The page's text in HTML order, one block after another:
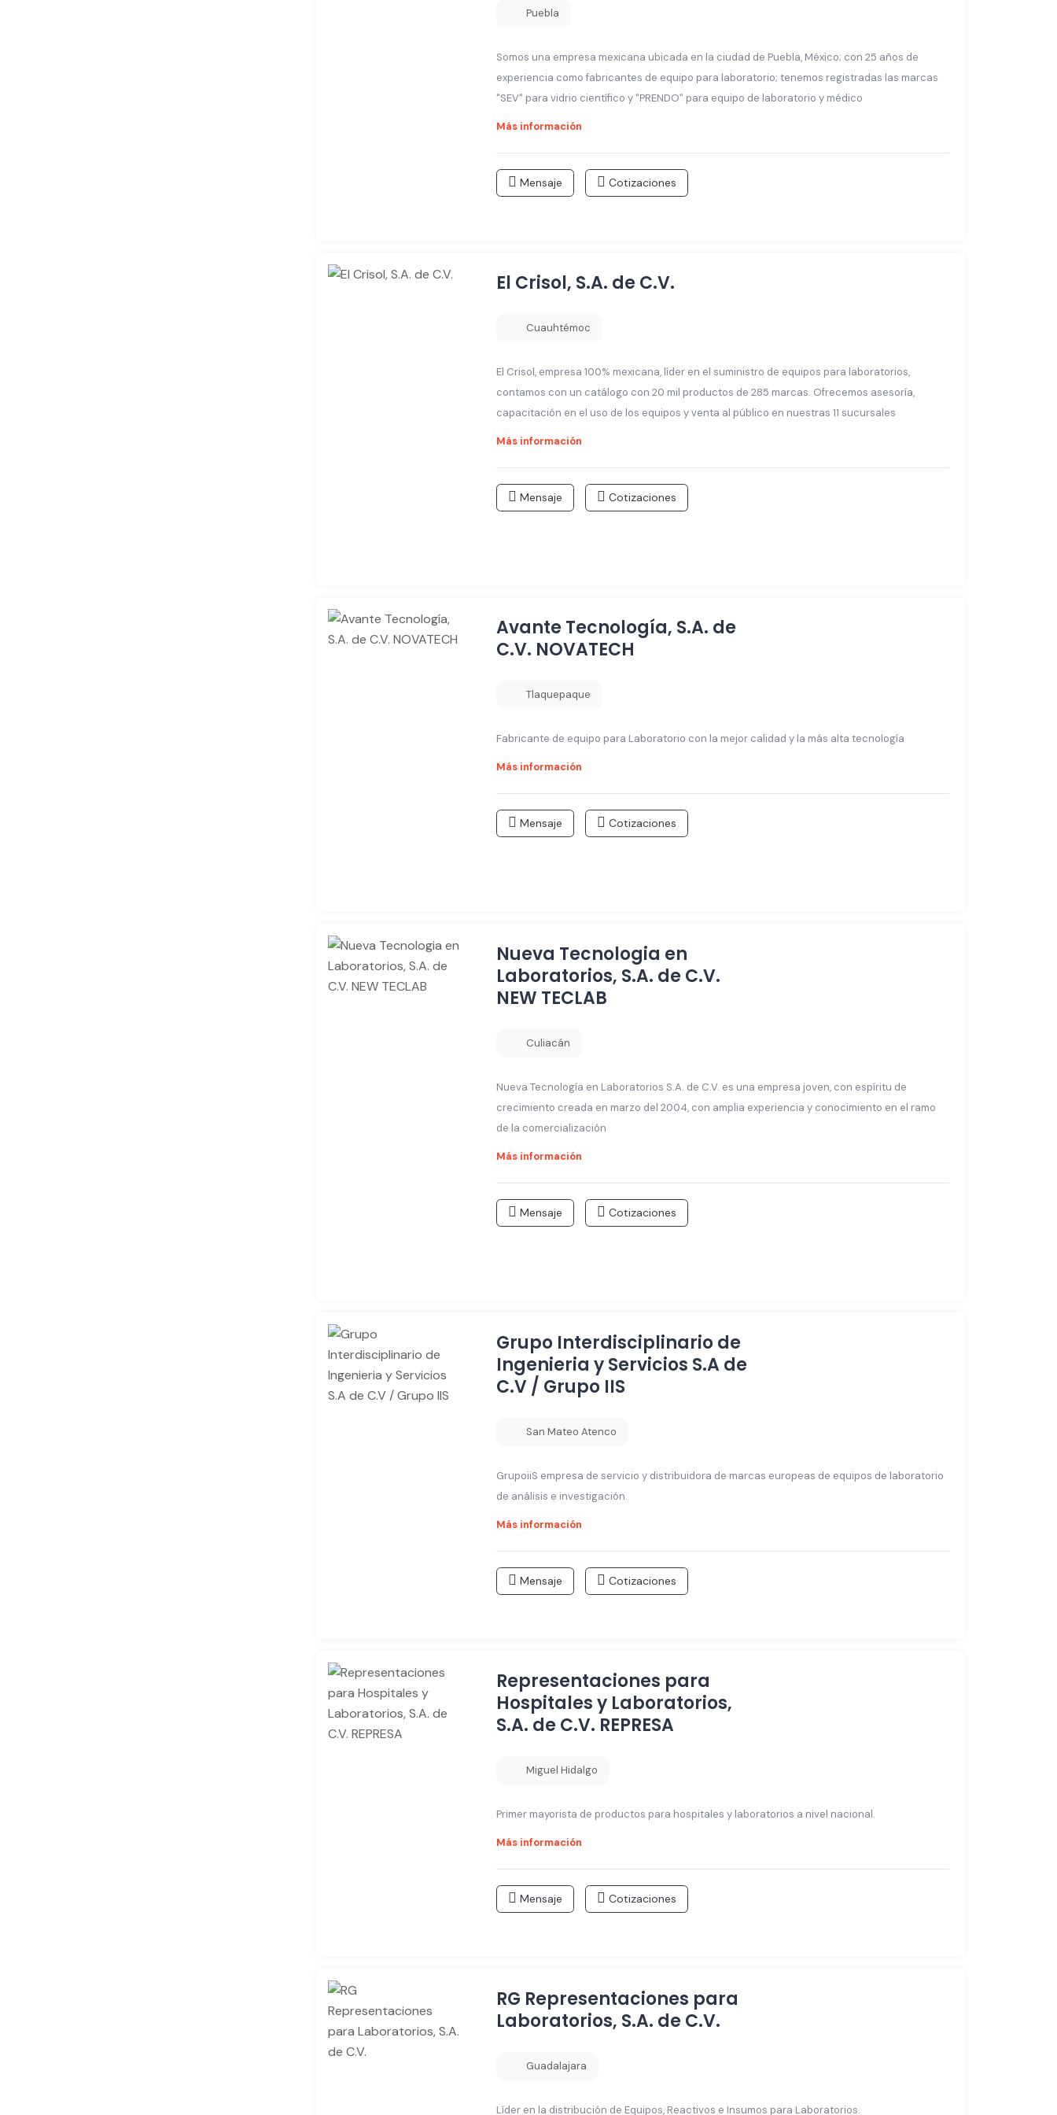
Puebla
Somos una empresa mexicana ubicada en la ciudad de Puebla, México; con 25 años de
experiencia como fabricantes de equipo para laboratorio; tenemos registradas las marcas
"SEV" para vidrio científico y "PRENDO" para equipo de laboratorio y médico
Más información
Mensaje Cotizaciones
El Crisol, S.A. de C.V.
Cuauhtémoc
El Crisol, empresa 100% mexicana, líder en el suministro de equipos para laboratorios,
contamos con un catálogo con 20 mil productos de 285 marcas. Ofrecemos asesoría,
capacitación en el uso de los equipos y venta al público en nuestras 11 sucursales
Más información
Mensaje Cotizaciones
Avante Tecnología, S.A. de
C.V. NOVATECH
Tlaquepaque
Fabricante de equipo para Laboratorio con la mejor calidad y la más alta tecnología
Más información
Mensaje Cotizaciones
Nueva Tecnologia en
Laboratorios, S.A. de C.V.
NEW TECLAB
Culiacán
Nueva Tecnología en Laboratorios S.A. de C.V. es una empresa joven, con espíritu de
crecimiento creada en marzo del 2004, con amplia experiencia y conocimiento en el ramo
de la comercialización
Más información
Mensaje Cotizaciones
Grupo Interdisciplinario de
Ingenieria y Servicios S.A de
C.V / Grupo IIS
San Mateo Atenco
GrupoiiS empresa de servicio y distribuidora de marcas europeas de equipos de laboratorio
de análisis e investigación.
Más información
Mensaje Cotizaciones
Representaciones para
Hospitales y Laboratorios,
S.A. de C.V. REPRESA
Miguel Hidalgo
Primer mayorista de productos para hospitales y laboratorios a nivel nacional.
Más información
Mensaje Cotizaciones
RG Representaciones para
Laboratorios, S.A. de C.V.
Guadalajara
Líder en la distribución de Equipos, Reactivos e Insumos para Laboratorios.